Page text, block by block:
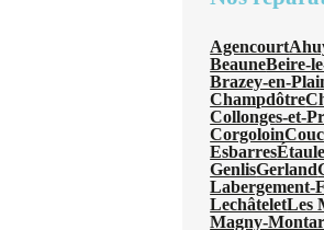
Agencourt
BeauneBeire-
Brazey-en-
Champdôtre
Collonges-et-
Corgoloin
Esbarres
GenlisGerland
Labergement-
LechâteletLes
Magny-